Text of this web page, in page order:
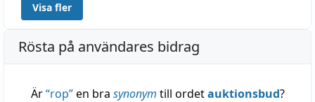
Visa fler
Rösta på användares bidrag
Är“rop”en bra synonym till ordetauktionsbud?